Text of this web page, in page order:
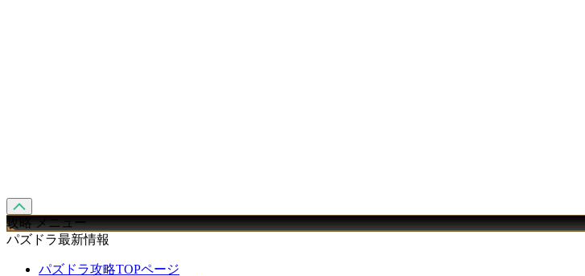
攻略 メニュー
パズドラ最新情報
パズドラ攻略TOPページ